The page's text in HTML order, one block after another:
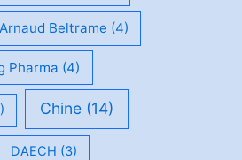
Arnaud Beltrame (4)
Pharma (4)
Chine(14)
DAECH (3)